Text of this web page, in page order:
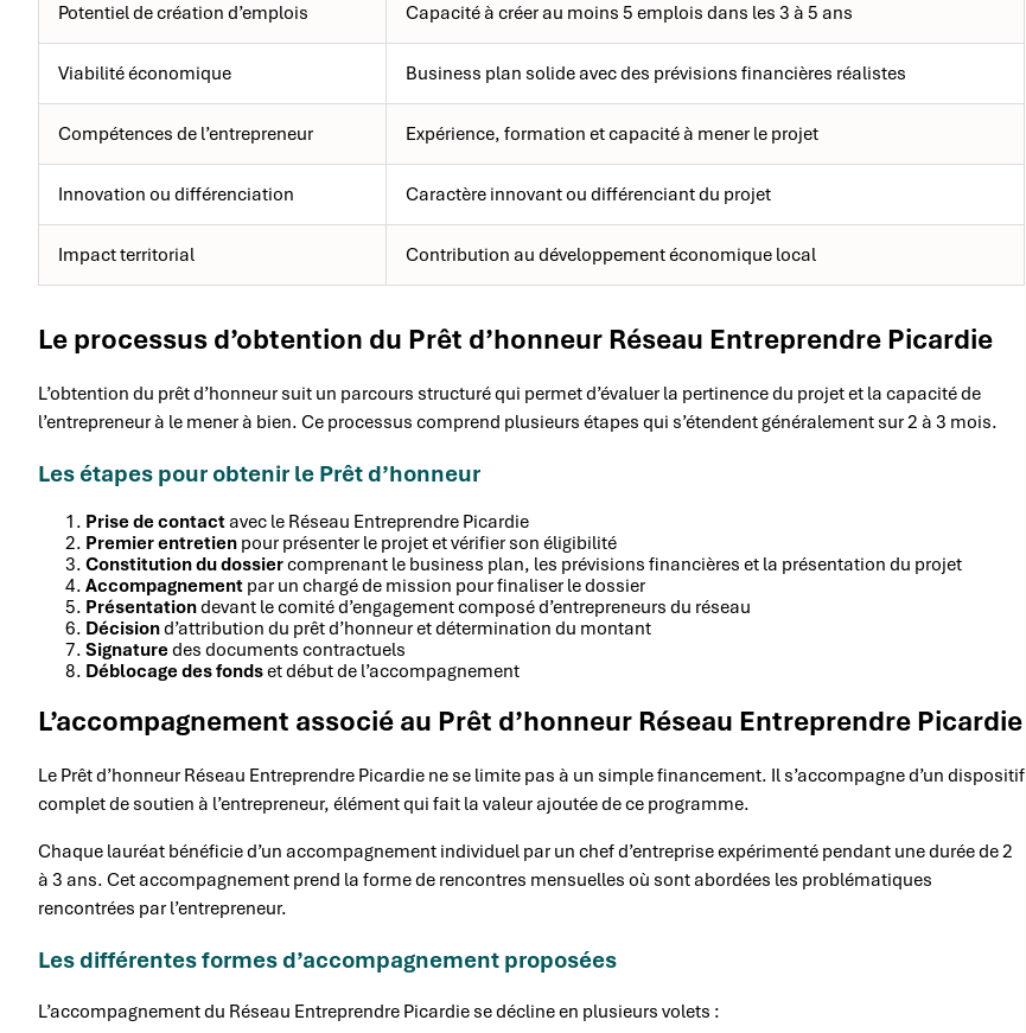
Potentiel de création d’emplois Capacité à créer au moins 5 emplois dans les 3 à 5 ans
Viabilité économique Business plan solide avec des prévisions financières réalistes
Compétences de l’entrepreneur Expérience, formation et capacité à mener le projet
Innovation ou différenciation Caractère innovant ou différenciant du projet
Impact territorial Contribution au développement économique local
Le processus d’obtention du Prêt d’honneur Réseau Entreprendre Picardie
L’obtention du prêt d’honneur suit un parcours structuré qui permet d’évaluer la pertinence du projet et la capacité de
l’entrepreneur à le mener à bien. Ce processus comprend plusieurs étapes qui s’étendent généralement sur 2 à 3 mois.
Les étapes pour obtenir le Prêt d’honneur
Prise de contactavec le Réseau Entreprendre Picardie
Premier entretien pour présenter le projet et vérifier son éligibilité
Constitution du dossiercomprenant le business plan, les prévisions financières et la présentation du projet
Accompagnement par un chargé de mission pour finaliser le dossier
Présentationdevant le comité d’engagement composé d’entrepreneurs du réseau
Décisiond’attribution du prêt d’honneur et détermination du montant
Signaturedes documents contractuels
Déblocage des fondset début de l’accompagnement
L’accompagnement associé au Prêt d’honneur Réseau Entreprendre Picardie
Le Prêt d’honneur Réseau Entreprendre Picardie ne se limite pas à un simple financement. Il s’accompagne d’un dispositif
complet de soutien à l’entrepreneur, élément qui fait la valeur ajoutée de ce programme.
Chaque lauréat bénéficie d’un accompagnement individuel par un chef d’entreprise expérimenté pendant une durée de 2
à 3 ans. Cet accompagnement prend la forme de rencontres mensuelles où sont abordées les problématiques
rencontrées par l’entrepreneur.
Les différentes formes d’accompagnement proposées
L’accompagnement du Réseau Entreprendre Picardie se décline en plusieurs volets :